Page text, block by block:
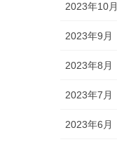
2023年10月
2023年9月
2023年8月
2023年7月
2023年6月